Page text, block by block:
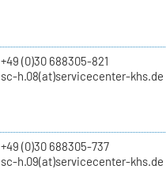
+49 (0)30 688305-821
sc-h.08(at)servicecenter-khs.de
+49 (0)30 688305-737
sc-h.09(at)servicecenter-khs.de